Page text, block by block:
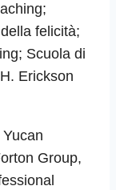
felicità;
Scuola di
Erickson
Group,